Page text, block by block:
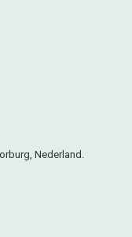
Nederland.